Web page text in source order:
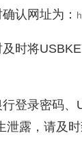
认网址为：
将
录密码、
露，请及